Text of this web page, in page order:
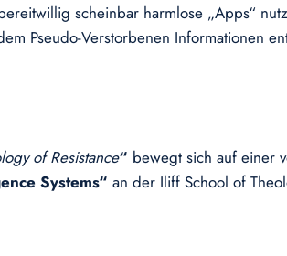
scheinbar harmlose „Apps“
Pseudo-Verstorbenen Informationen
of Resistance“ bewegt sich auf einer
Systems“ an der Iliff School of